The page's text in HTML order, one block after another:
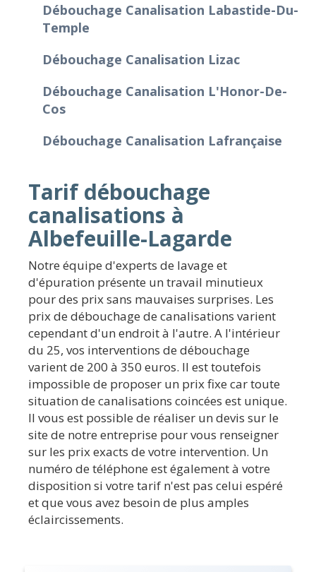
Débouchage Canalisation Labastide-Du-
Temple
Débouchage Canalisation Lizac
Débouchage Canalisation L'Honor-De-
Cos
Débouchage Canalisation Lafrançaise
Tarif débouchage
canalisations à
Albefeuille-Lagarde
Notre équipe d'experts de lavage et
d'épuration présente un travail minutieux
pour des prix sans mauvaises surprises. Les
prix de débouchage de canalisations varient
cependant d'un endroit à l'autre. A l'intérieur
du 25, vos interventions de débouchage
varient de 200 à 350 euros. Il est toutefois
impossible de proposer un prix fixe car toute
situation de canalisations coincées est unique.
Il vous est possible de réaliser un devis sur le
site de notre entreprise pour vous renseigner
sur les prix exacts de votre intervention. Un
numéro de téléphone est également à votre
disposition si votre tarif n'est pas celui espéré
et que vous avez besoin de plus amples
éclaircissements.